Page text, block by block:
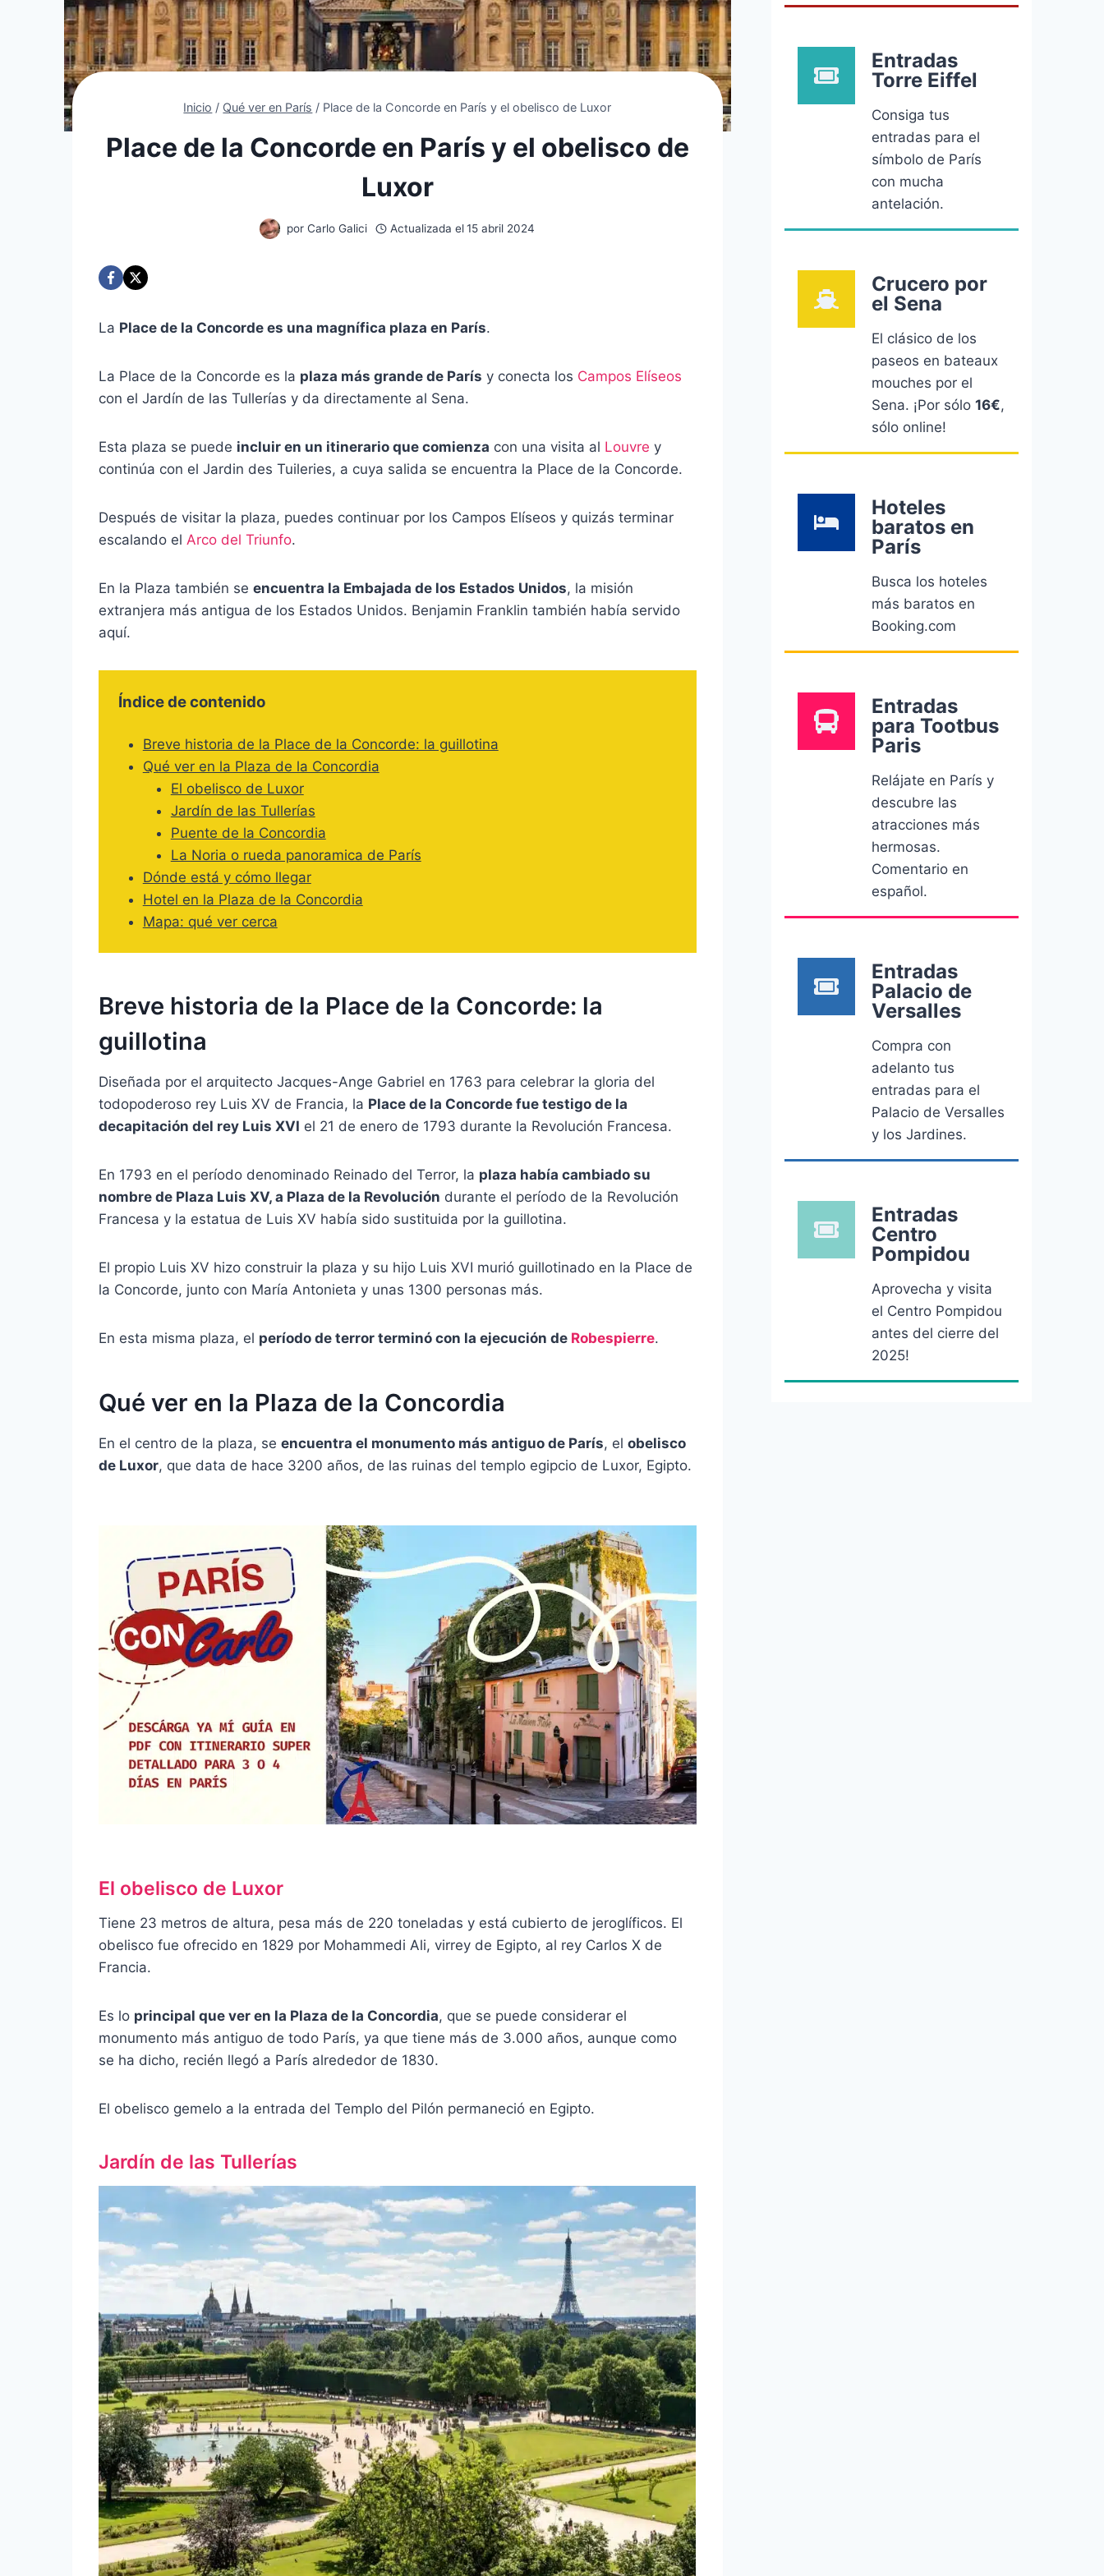
Inicio / Qué ver en París / Place de la Concorde en París y el obelisco de Luxor
Place de la Concorde en París y el obelisco de
Luxor
por Carlo Galici Actualizada el 15 abril 2024
La Place de la Concorde es una magnífica plaza en París.
La Place de la Concorde es la plaza más grande de París y conecta los Campos Elíseos
con el Jardín de las Tullerías y da directamente al Sena.
Esta plaza se puede incluir en un itinerario que comienza con una visita al Louvre y
continúa con el Jardin des Tuileries, a cuya salida se encuentra la Place de la Concorde.
Después de visitar la plaza, puedes continuar por los Campos Elíseos y quizás terminar
escalando el Arco del Triunfo.
En la Plaza también se encuentra la Embajada de los Estados Unidos, la misión
extranjera más antigua de los Estados Unidos. Benjamin Franklin también había servido
aquí.
Índice de contenido
Breve historia de la Place de la Concorde: la guillotina
Qué ver en la Plaza de la Concordia
El obelisco de Luxor
Jardín de las Tullerías
Puente de la Concordia
La Noria o rueda panoramica de París
Dónde está y cómo llegar
Hotel en la Plaza de la Concordia
Mapa: qué ver cerca
Breve historia de la Place de la Concorde: la
guillotina
Diseñada por el arquitecto Jacques-Ange Gabriel en 1763 para celebrar la gloria del
todopoderoso rey Luis XV de Francia, la Place de la Concorde fue testigo de la
decapitación del rey Luis XVI el 21 de enero de 1793 durante la Revolución Francesa.
En 1793 en el período denominado Reinado del Terror, la plaza había cambiado su
nombre de Plaza Luis XV, a Plaza de la Revolución durante el período de la Revolución
Francesa y la estatua de Luis XV había sido sustituida por la guillotina.
El propio Luis XV hizo construir la plaza y su hijo Luis XVI murió guillotinado en la Place de
la Concorde, junto con María Antonieta y unas 1300 personas más.
En esta misma plaza, el período de terror terminó con la ejecución de Robespierre.
Qué ver en la Plaza de la Concordia
En el centro de la plaza, se encuentra el monumento más antiguo de París, el obelisco
de Luxor, que data de hace 3200 años, de las ruinas del templo egipcio de Luxor, Egipto.
El obelisco de Luxor
Tiene 23 metros de altura, pesa más de 220 toneladas y está cubierto de jeroglíficos. El
obelisco fue ofrecido en 1829 por Mohammedi Ali, virrey de Egipto, al rey Carlos X de
Francia.
Es lo principal que ver en la Plaza de la Concordia, que se puede considerar el
monumento más antiguo de todo París, ya que tiene más de 3.000 años, aunque como
se ha dicho, recién llegó a París alrededor de 1830.
El obelisco gemelo a la entrada del Templo del Pilón permaneció en Egipto.
Jardín de las Tullerías
Entradas
Torre Eiffel
Consiga tus
entradas para el
símbolo de París
con mucha
antelación.
Crucero por
el Sena
El clásico de los
paseos en bateaux
mouches por el
Sena. ¡Por sólo16€,
sólo online!
Hoteles
baratos en
París
Busca los hoteles
más baratos en
Booking.com
Entradas
para Tootbus
Paris
Relájate en París y
descubre las
atracciones más
hermosas.
Comentario en
español.
Entradas
Palacio de
Versalles
Compra con
adelanto tus
entradas para el
Palacio de Versalles
y los Jardines.
Entradas
Centro
Pompidou
Aprovecha y visita
el Centro Pompidou
antes del cierre del
2025!